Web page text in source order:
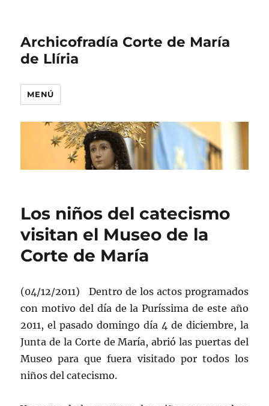
Archicofradía Corte de María
de Llíria
MENÚ
Los niños del catecismo
visitan el Museo de la
Corte de María
(04/12/2011) Dentro de los actos programados
con motivo del día de la Puríssima de este año
2011, el pasado domingo día 4 de diciembre, la
Junta de la Corte de María, abrió las puertas del
Museo para que fuera visitado por todos los
niños del catecismo.